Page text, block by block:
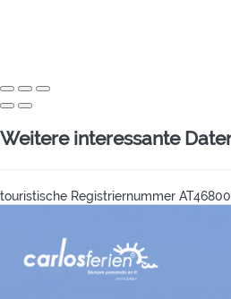
Weitere interessante
touristische Registriernummer